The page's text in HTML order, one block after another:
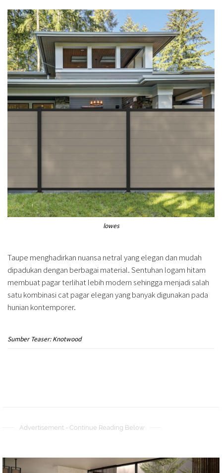
lowes
Taupe menghadirkan nuansa netral yang elegan dan mudah
dipadukan dengan berbagai material. Sentuhan logam hitam
membuat pagar terlihat lebih modern sehingga menjadi salah
satu kombinasi cat pagar elegan yang banyak digunakan pada
hunian kontemporer.
Sumber Teaser: Knotwood
Advertisement - Continue Reading Below